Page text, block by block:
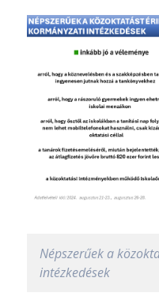
Népszerűek a
intézkedések